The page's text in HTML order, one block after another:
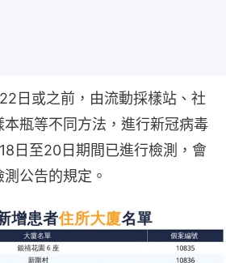
日或之前，由流動採樣站、社
瓶等不同方法，進行新冠病毒
日至20日期間已進行檢測，會
公告的規定。